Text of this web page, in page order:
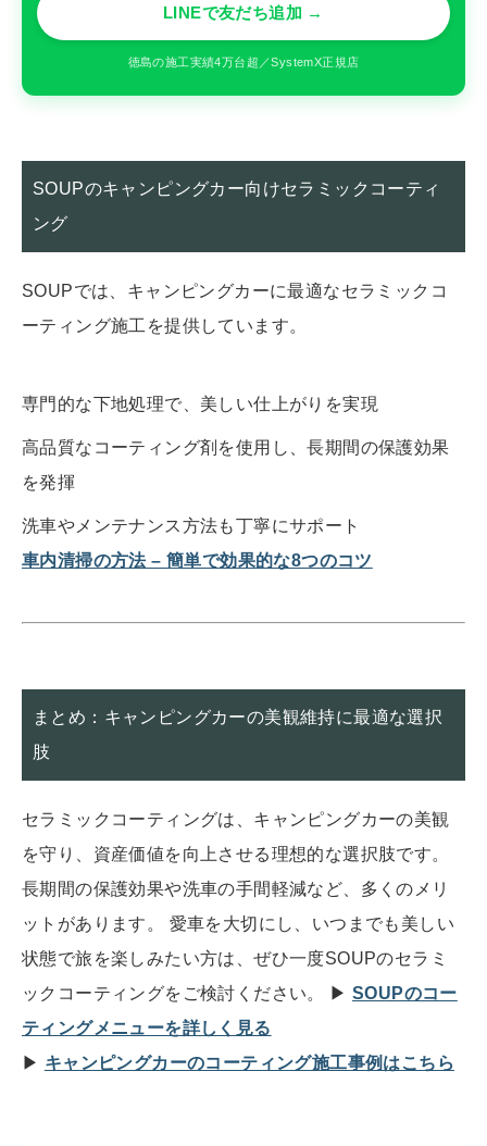
LINEで友だち追加 →
徳島の施工実績4万台超／SystemX正規店
SOUPのキャンピングカー向けセラミックコーティ
ング
SOUPでは、キャンピングカーに最適なセラミックコ
ーティング施工を提供しています。
専門的な下地処理で、美しい仕上がりを実現
高品質なコーティング剤を使用し、長期間の保護効果
を発揮
洗車やメンテナンス方法も丁寧にサポート
車内清掃の方法 – 簡単で効果的な8つのコツ
まとめ：キャンピングカーの美観維持に最適な選択
肢
セラミックコーティングは、キャンピングカーの美観
を守り、資産価値を向上させる理想的な選択肢です。
長期間の保護効果や洗車の手間軽減など、多くのメリ
ットがあります。 愛車を大切にし、いつまでも美しい
状態で旅を楽しみたい方は、ぜひ一度SOUPのセラミ
ックコーティングをご検討ください。 ▶︎ SOUPのコー
ティングメニューを詳しく見る
▶︎ キャンピングカーのコーティング施工事例はこちら